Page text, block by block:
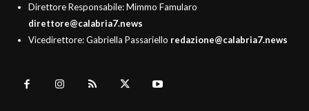
Direttore Responsabile: Mimmo Famularo
direttore@calabria7.news
Vicedirettore: Gabriella Passariello redazione@calabria7.news